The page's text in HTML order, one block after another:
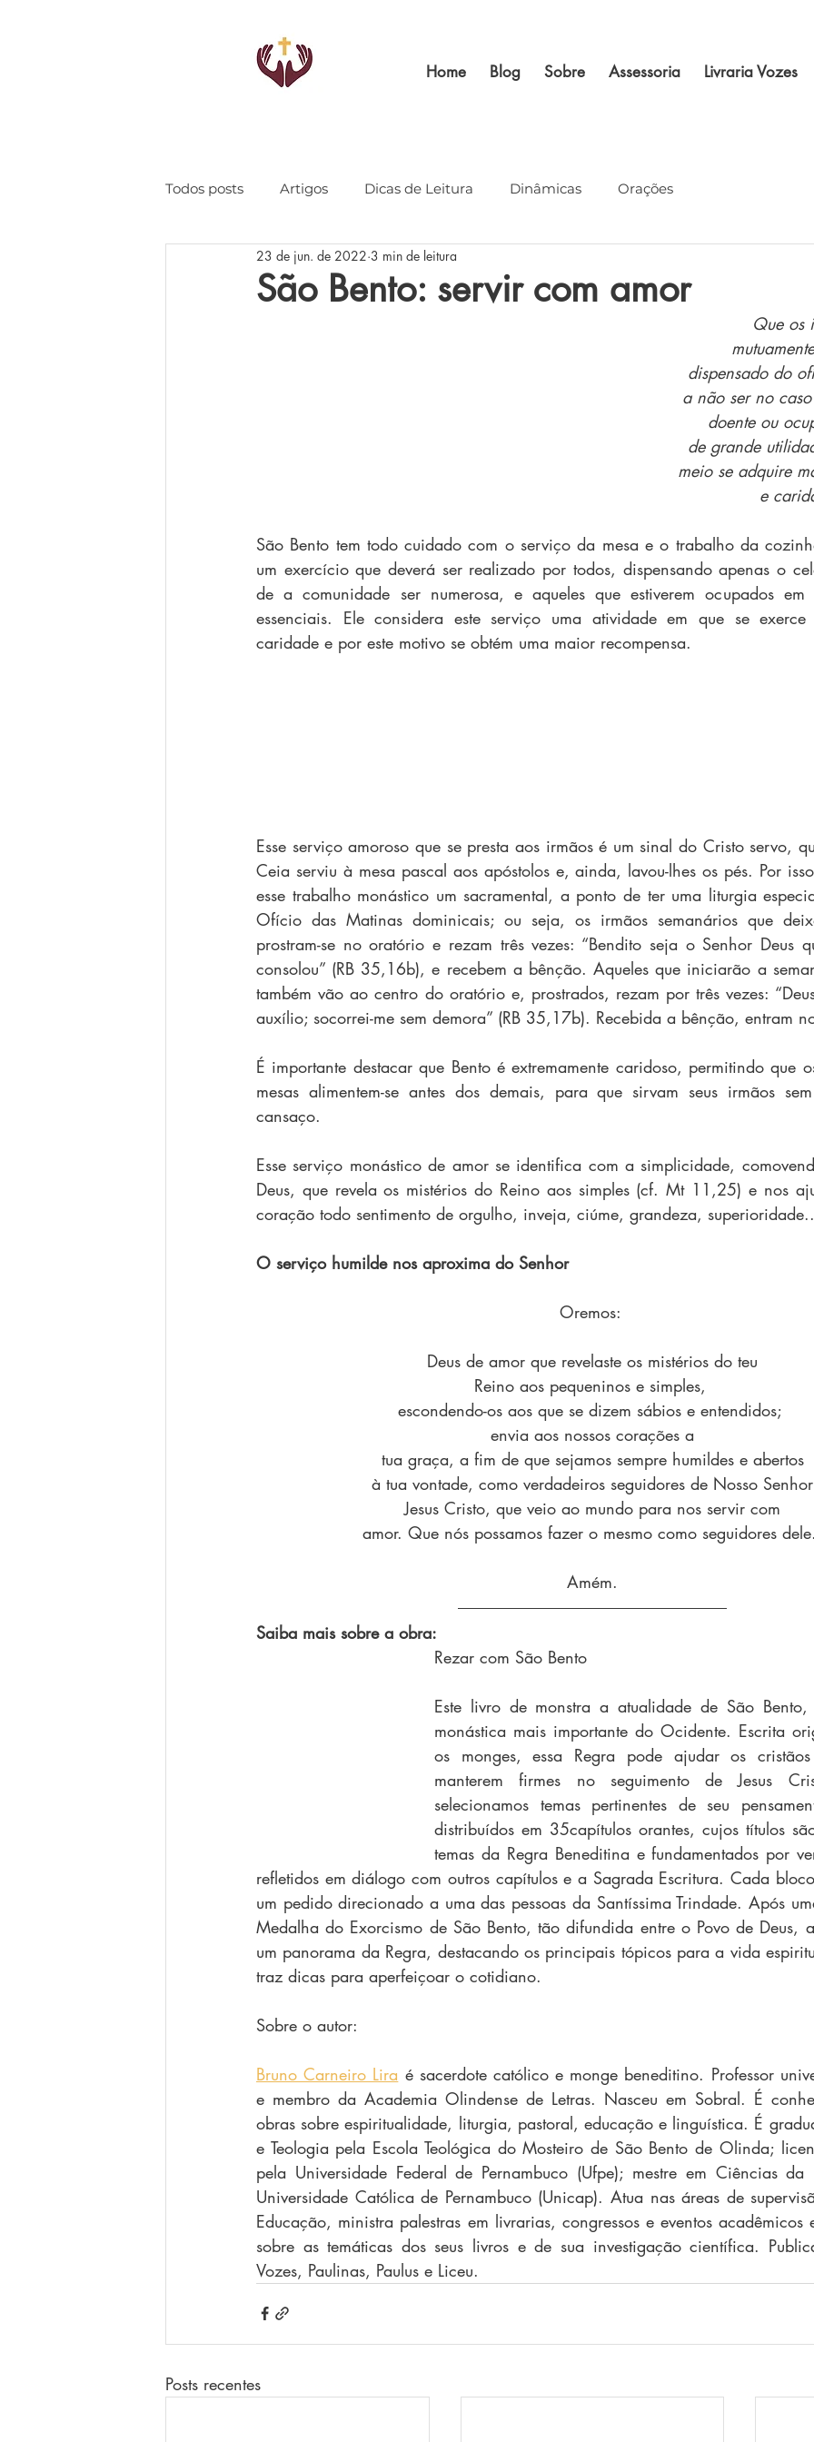
Home Blog Sobre Assessoria Livraria Vozes
Todos posts Artigos Dicas de Leitura Dinâmicas Orações
São Bento: servir com amor
23 de jun. de 2022 3 min de leitura
Que os
dispensado do
a não ser no
doente ou
de grande
meio se adquire
e
São Bento tem todo cuidado com o serviço da mesa e o trabalho da
um exercício que deverá ser realizado por todos, dispensando apenas o
de a comunidade ser numerosa, e aqueles que estiverem ocupados em
essenciais. Ele considera este serviço uma atividade em que se
caridade e por este motivo se obtém uma maior recompensa.
Esse serviço amoroso que se presta aos irmãos é um sinal do Cristo servo,
Ceia serviu à mesa pascal aos apóstolos e, ainda, lavou-lhes os pés. Por
esse trabalho monástico um sacramental, a ponto de ter uma liturgia
Ofício das Matinas dominicais; ou seja, os irmãos semanários que
prostram-se no oratório e rezam três vezes: “Bendito seja o Senhor Deus
consolou” (RB 35,16b), e recebem a bênção. Aqueles que iniciarão a
também vão ao centro do oratório e, prostrados, rezam por três vezes:
auxílio; socorrei-me sem demora” (RB 35,17b). Recebida a bênção, entram
É importante destacar que Bento é extremamente caridoso, permitindo que
mesas alimentem-se antes dos demais, para que sirvam seus irmãos
cansaço.
Esse serviço monástico de amor se identifica com a simplicidade,
Deus, que revela os mistérios do Reino aos simples (cf. Mt 11,25) e nos
coração todo sentimento de orgulho, inveja, ciúme, grandeza,
O serviço humilde nos aproxima do Senhor
Oremos:
Deus de amor que revelaste os mistérios do teu
Reino aos pequeninos e simples,
escondendo-os aos que se dizem sábios e entendidos;
envia aos nossos corações a
tua graça, a fim de que sejamos sempre humildes e abertos
à tua vontade, como verdadeiros seguidores de Nosso Senhor
Jesus Cristo, que veio ao mundo para nos servir com
amor. Que nós possamos fazer o mesmo como seguidores
Amém.
Saiba mais sobre a obra:
Rezar com São Bento
Este livro de monstra a atualidade de São
monástica mais importante do Ocidente. Escrita
os monges, essa Regra pode ajudar os
manterem firmes no seguimento de Jesus
selecionamos temas pertinentes de seu
distribuídos em 35capítulos orantes, cujos títulos
temas da Regra Beneditina e fundamentados por
refletidos em diálogo com outros capítulos e a Sagrada Escritura. Cada
um pedido direcionado a uma das pessoas da Santíssima Trindade. Após
Medalha do Exorcismo de São Bento, tão difundida entre o Povo de Deus,
um panorama da Regra, destacando os principais tópicos para a vida
traz dicas para aperfeiçoar o cotidiano.
Sobre o autor:
Bruno Carneiro Lira é sacerdote católico e monge beneditino. Professor
e membro da Academia Olindense de Letras. Nasceu em Sobral. É
obras sobre espiritualidade, liturgia, pastoral, educação e linguística. É
e Teologia pela Escola Teológica do Mosteiro de São Bento de Olinda;
pela Universidade Federal de Pernambuco (Ufpe); mestre em Ciências da
Universidade Católica de Pernambuco (Unicap). Atua nas áreas de
Educação, ministra palestras em livrarias, congressos e eventos acadêmicos
sobre as temáticas dos seus livros e de sua investigação científica.
Vozes, Paulinas, Paulus e Liceu.
Posts recentes